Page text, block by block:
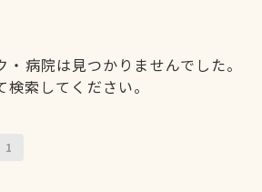
病院は見つかりませんでした。
索してください。
1